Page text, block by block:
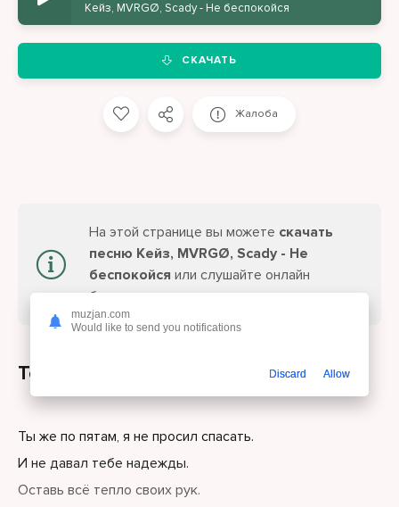
Кейз, MVRGØ, Scady - Не беспокойся
СКАЧАТЬ
Жалоба
На этой странице вы можете скачать
песню Кейз, MVRGØ, Scady - Не
беспокойся или слушайте онлайн
бесплатно.
Текст песни
Ты же по пятам, я не просил спасать.
И не давал тебе надежды.
Оставь всё тепло своих рук.
muzjan.com
Would like to send you notifications
Discard Allow